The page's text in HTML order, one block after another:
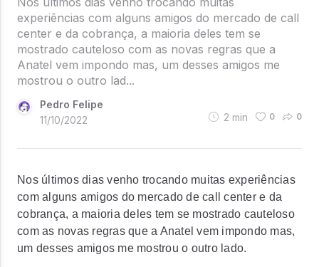
experiências com alguns amigos do mercado de call
center e da cobrança, a maioria deles tem se
mostrado cauteloso com as novas regras que a
Anatel vem impondo mas, um desses amigos me
mostrou o outro lad...
Pedro Felipe
11/10/2022
2 min 0 0
Nos últimos dias venho trocando muitas experiências
com alguns amigos do mercado de call center e da
cobrança, a maioria deles tem se mostrado cauteloso
com as novas regras que a Anatel vem impondo mas,
um desses amigos me mostrou o outro lado.